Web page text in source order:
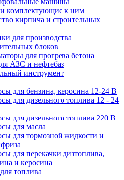
машины
комплектующие к ним
кирпича и строительных
для производства
блоков
для прогрева бетона
АЗС и нефтебаз
инструмент
для бензина, керосина 12-24 В
для дизельного топлива 12 - 24
для дизельного топлива 220 В
для масла
для тормозной жидкости и
для перекачки дизтоплива,
и керосина
топлива